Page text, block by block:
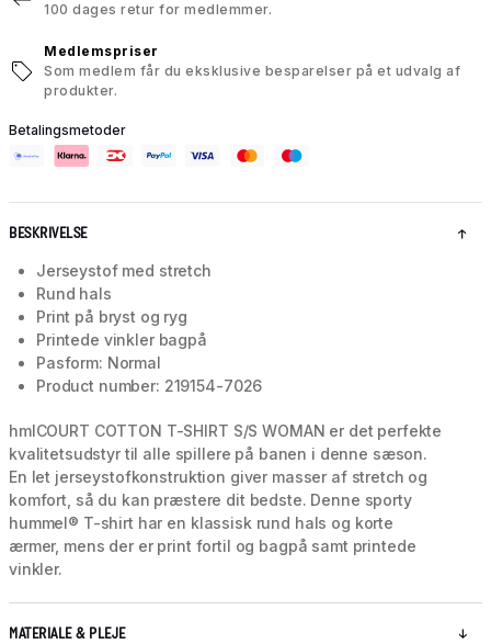
100 dages retur for medlemmer.
Medlemspriser
Som medlem får du eksklusive besparelser på et udvalg af
produkter.
Betalingsmetoder
BESKRIVELSE
Jerseystof med stretch
Rund hals
Print på bryst og ryg
Printede vinkler bagpå
Pasform: Normal
Product number: 219154-7026
hmlCOURT COTTON T-SHIRT S/S WOMAN er det perfekte
kvalitetsudstyr til alle spillere på banen i denne sæson.
En let jerseystofkonstruktion giver masser af stretch og
komfort, så du kan præstere dit bedste. Denne sporty
hummel® T-shirt har en klassisk rund hals og korte
ærmer, mens der er print fortil og bagpå samt printede
vinkler.
MATERIALE & PLEJE